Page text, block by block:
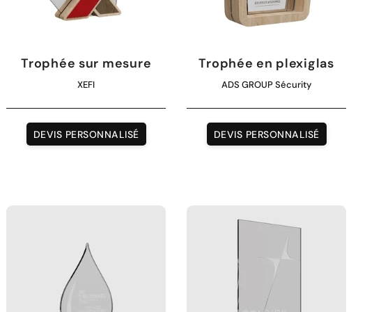
Trophée sur mesure
XEFI
DEVIS PERSONNALISÉ
Trophée en plexiglas
ADS GROUP Sécurity
DEVIS PERSONNALISÉ